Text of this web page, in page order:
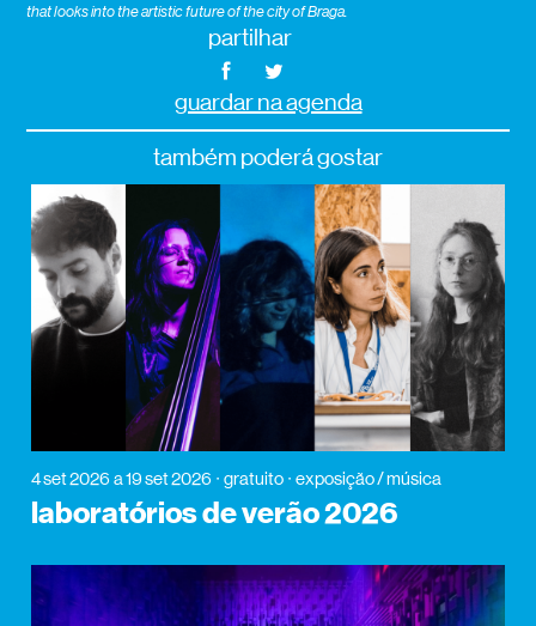
that looks into the artistic future of the city of Braga.
partilhar
guardar na agenda
também poderá gostar
4 set 2026 a 19 set 2026 gratuito exposição / música
laboratórios de verão 2026